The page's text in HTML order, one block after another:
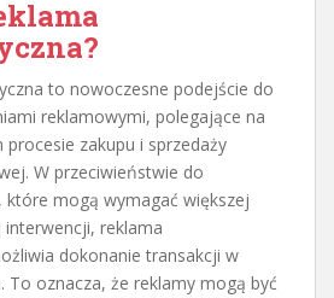
to nowoczesne podejście do
reklamowymi, polegające na
zakupu i sprzedaży
W przeciwieństwie do
mogą wymagać większej
interwencji, reklama
dokonanie transakcji w
To oznacza, że reklamy mogą być